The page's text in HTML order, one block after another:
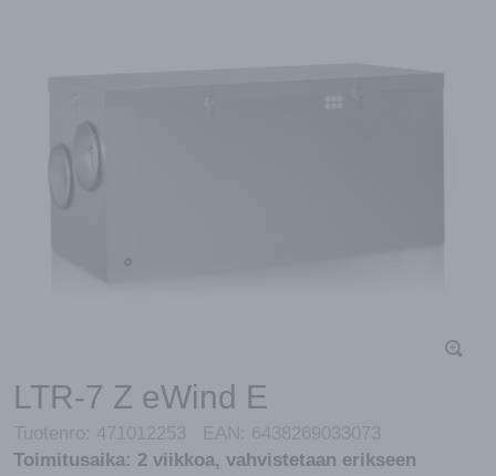
LTR-7 Z eWind E
Tuotenro: 471012253 EAN: 6438269033073
Toimitusaika: 2 viikkoa, vahvistetaan erikseen